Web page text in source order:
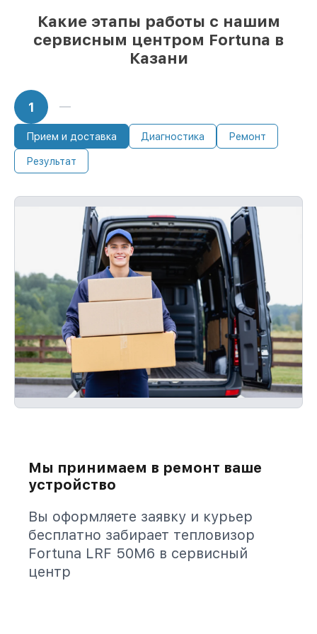
Какие этапы работы с нашим
сервисным центром Fortuna в
Казани
1
Прием и доставка Диагностика Ремонт
Результат
Мы принимаем в ремонт ваше
устройство
Вы оформляете заявку и курьер
бесплатно забирает тепловизор
Fortuna LRF 50M6 в сервисный
центр